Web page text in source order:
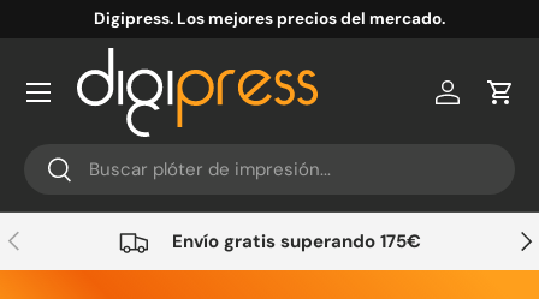
Ir al contenido
Digipress. Los mejores precios del mercado.
Buscar
Buscar
Cuenta
Anterior Envío gratis superando 175€